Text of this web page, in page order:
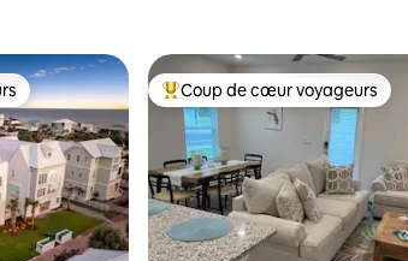
les plus appréciés Coups de cœur voyageurs les
Coup de cœur voyageurs